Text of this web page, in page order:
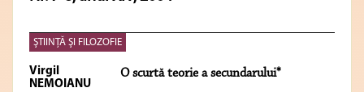
ŞTIINŢĂ ŞI FILOZOFIE
Virgil
NEMOIANU
O scurtă teorie a secundarului*